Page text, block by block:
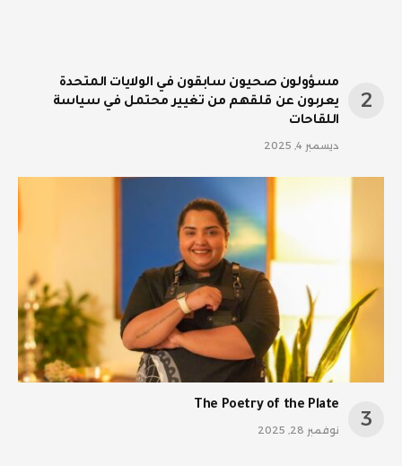
مسؤولون صحيون سابقون في الولايات المتحدة
يعربون عن قلقهم من تغيير محتمل في سياسة
اللقاحات
ديسمبر 4, 2025
The Poetry of the Plate
نوفمبر 28, 2025